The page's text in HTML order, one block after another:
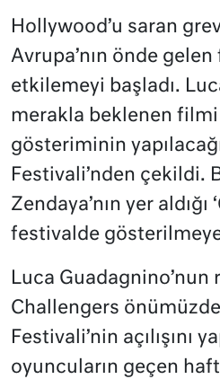
Hollywood’u saran
Avrupa’nın önde
etkilemeyi başladı.
merakla beklenen
gösteriminin
Festivali’nden çekildi.
Zendaya’nın yer aldığı
festivalde
Luca Guadagnino’nun
Challengers
Festivali’nin açılışını
oyuncuların geçen